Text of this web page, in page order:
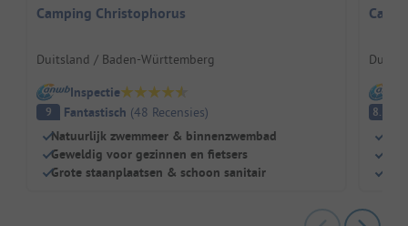
Camping Christophorus
Duitsland / Baden-Württemberg
Inspectie
9 Fantastisch (48 Recensies)
Natuurlijk zwemmeer & binnenzwembad
Geweldig voor gezinnen en fietsers
Grote staanplaatsen & schoon sanitair
8.5